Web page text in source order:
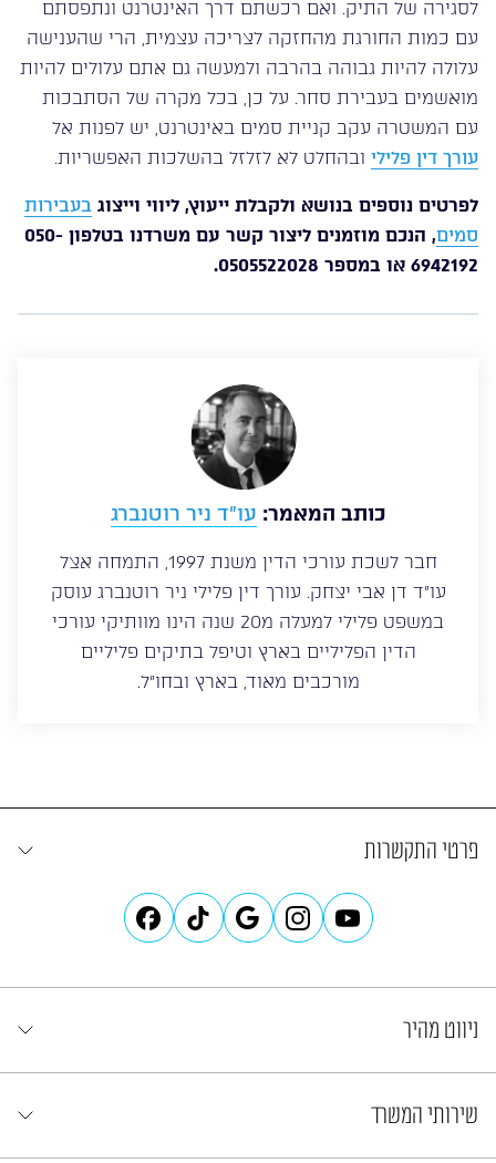
לסגירה של התיק. ואם רכשתם דרך האינטרנט ונתפסתם
עם כמות החורגת מהחזקה לצריכה עצמית, הרי שהענישה
עלולה להיות גבוהה בהרבה ולמעשה גם אתם עלולים להיות
מואשמים בעבירת סחר. על כן, בכל מקרה של הסתבכות
עם המשטרה עקב קניית סמים באינטרנט, יש לפנות אל
עורך דין פלילי ובהחלט לא לזלזל בהשלכות האפשריות.
לפרטים נוספים בנושא ולקבלת ייעוץ, ליווי וייצוג בעבירות
סמים
, הנכם מוזמנים ליצור קשר עם משרדנו בטלפון 050-
6942192 או במספר 0505522028.
כותב המאמר: עו”ד ניר רוטנברג
חבר לשכת עורכי הדין משנת 1997, התמחה אצל
עו”ד דן אבי יצחק. עורך דין פלילי ניר רוטנברג עוסק
במשפט פלילי למעלה מ20 שנה הינו מוותיקי עורכי
הדין הפליליים בארץ וטיפל בתיקים פליליים
מורכבים מאוד, בארץ ובחו”ל.
פרטי התקשרות
ניווט מהיר
שירותי המשרד